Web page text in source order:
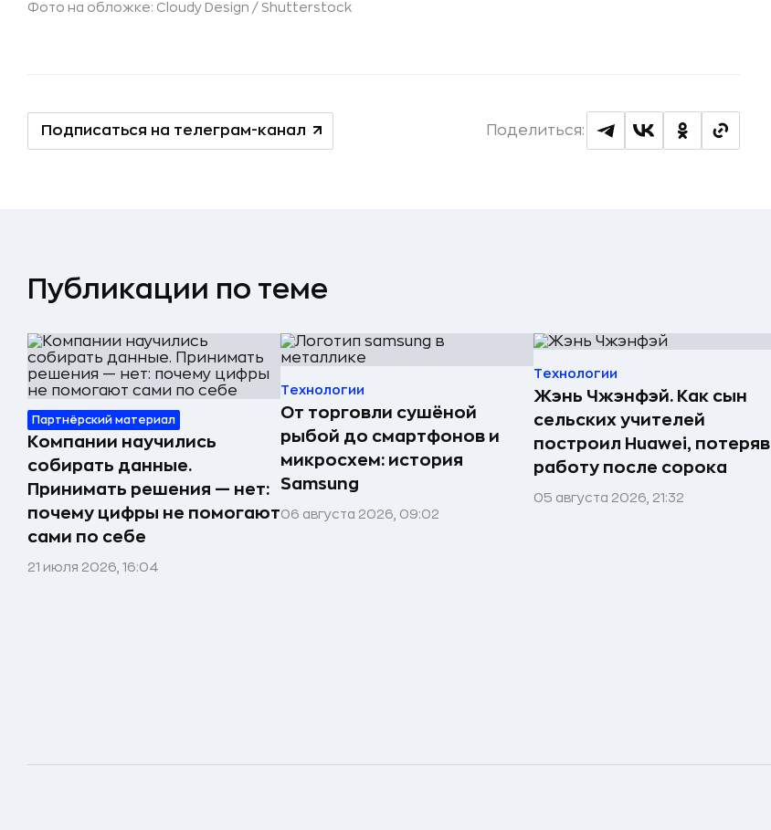
Фото на обложке: Cloudy Design / Shutterstock
Подписаться на телеграм-канал Поделиться:
Публикации по теме
Партнёрский материал
Компании научились
собирать данные.
Принимать решения — нет:
почему цифры не помогают
сами по себе
21 июля 2026, 16:04
Технологии
От торговли сушёной
рыбой до смартфонов и
микросхем: история
Samsung
06 августа 2026, 09:02
Технологии
Жэнь Чжэнфэй. Как сын
сельских учителей
построил Huawei, потеряв
работу после сорока
05 августа 2026, 21:32